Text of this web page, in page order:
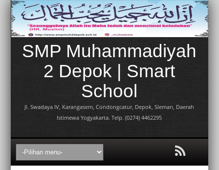
SMP Muhammadiyah
2 Depok | Smart
School
Jl. Swadaya IV, Karangasem, Condongcatur, Depok, Sleman, Daerah
Istimewa Yogyakarta. Telp. (0274) 4462295